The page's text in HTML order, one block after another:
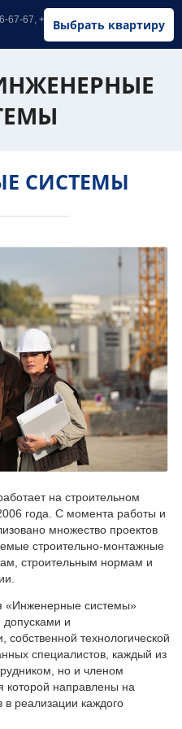
Выбрать квартиру
67-67, +7 (902) 326-67-67
СИСТЕМЫ
на строительном
года. С момента работы и
множество проектов
строительно-монтажные
строительным нормам и
«Инженерные системы»
и
технологической
специалистов, каждый из
но и членом
которой направлены на
в реализации каждого